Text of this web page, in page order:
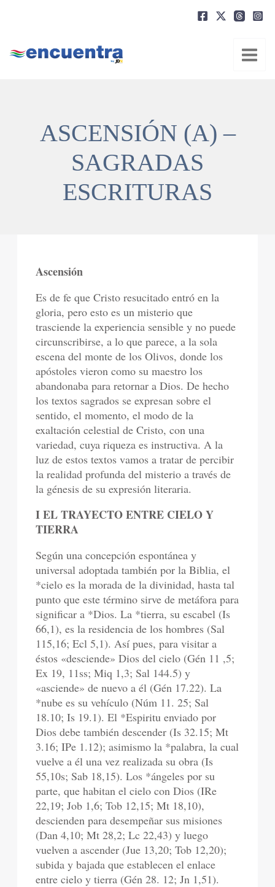
ASCENSIÓN (A) –
SAGRADAS
ESCRITURAS
Ascensión
Es de fe que Cristo resucitado entró en la
gloria, pero esto es un misterio que
trasciende la experiencia sensible y no puede
circunscribirse, a lo que parece, a la sola
escena del monte de los Olivos, donde los
apóstoles vieron como su maestro los
abandonaba para retornar a Dios. De hecho
los textos sagrados se expresan sobre el
sentido, el momento, el modo de la
exaltación celestial de Cristo, con una
variedad, cuya riqueza es instructiva. A la
luz de estos textos vamos a tratar de percibir
la realidad profunda del misterio a través de
la génesis de su expresión literaria.
I EL TRAYECTO ENTRE CIELO Y
TIERRA
Según una concepción espontánea y
universal adoptada también por la Biblia, el
*cielo es la morada de la divinidad, hasta tal
punto que este término sirve de metáfora para
significar a *Dios. La *tierra, su escabel (Is
66,1), es la residencia de los hombres (Sal
115,16; Ecl 5,1). Así pues, para visitar a
éstos «desciende» Dios del cielo (Gén 11 ,5;
Ex 19, 11ss; Miq 1,3; Sal 144.5) y
«asciende» de nuevo a él (Gén 17.22). La
*nube es su vehículo (Núm 11. 25; Sal
18.10; Is 19.1). El *Espiritu enviado por
Dios debe también descender (Is 32.15; Mt
3.16; IPe 1.12); asimismo la *palabra, la cual
vuelve a él una vez realizada su obra (Is
55,10s; Sab 18,15). Los *ángeles por su
parte, que habitan el cielo con Dios (IRe
22,19; Job 1,6; Tob 12,15; Mt 18,10),
descienden para desempeñar sus misiones
(Dan 4,10; Mt 28,2; Lc 22,43) y luego
vuelven a ascender (Jue 13,20; Tob 12,20);
subida y bajada que establecen el enlace
entre cielo y tierra (Gén 28. 12; Jn 1,51).